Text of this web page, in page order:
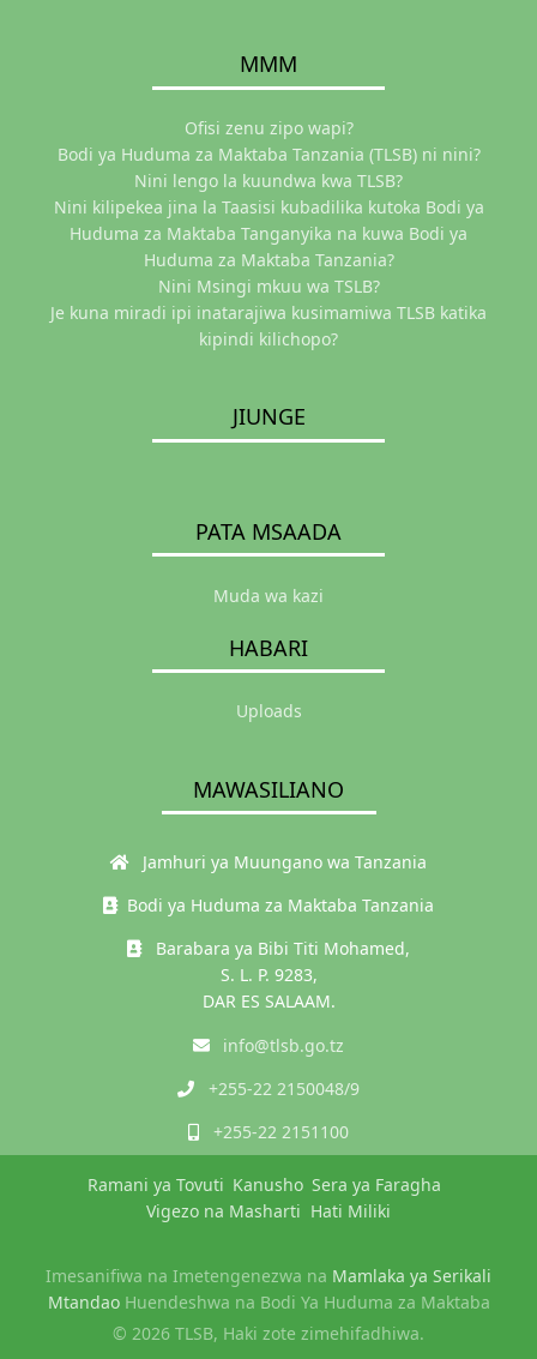
MMM
Ofisi zenu zipo wapi?
Bodi ya Huduma za Maktaba Tanzania (TLSB) ni nini?
Nini lengo la kuundwa kwa TLSB?
Nini kilipekea jina la Taasisi kubadilika kutoka Bodi ya
Huduma za Maktaba Tanganyika na kuwa Bodi ya
Huduma za Maktaba Tanzania?
Nini Msingi mkuu wa TSLB?
Je kuna miradi ipi inatarajiwa kusimamiwa TLSB katika
kipindi kilichopo?
JIUNGE
PATA MSAADA
Muda wa kazi
HABARI
Uploads
MAWASILIANO
Jamhuri ya Muungano wa Tanzania
Bodi ya Huduma za Maktaba Tanzania
Barabara ya Bibi Titi Mohamed,
S. L. P. 9283,
DAR ES SALAAM.
info@tlsb.go.tz
+255-22 2150048/9
+255-22 2151100
Ramani ya Tovuti Kanusho Sera ya Faragha
Vigezo na Masharti Hati Miliki
Imesanifiwa na Imetengenezwa na Mamlaka ya Serikali
Mtandao Huendeshwa na Bodi Ya Huduma za Maktaba
© 2026 TLSB, Haki zote zimehifadhiwa.